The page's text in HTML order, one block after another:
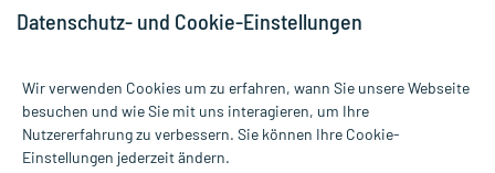
Alle Preise gelten inkl. MwSt., ggf. zzgl. Versandkosten
Informationen auf dieser Website werden ausschließlich für
Datenschutz- und Cookie-Einstellungen
Wir verwenden Cookies um zu erfahren, wann Sie unsere Webseite
besuchen und wie Sie mit uns interagieren, um Ihre
Nutzererfahrung zu verbessern. Sie können Ihre Cookie-
Einstellungen jederzeit ändern.